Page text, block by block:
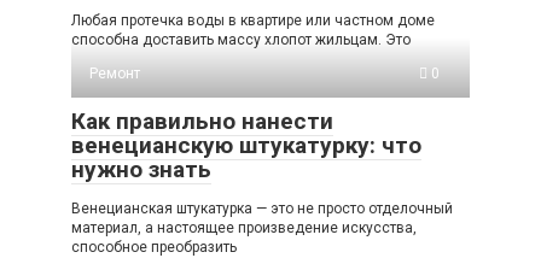
Любая протечка воды в квартире или частном доме
способна доставить массу хлопот жильцам. Это
Ремонт
0
Как правильно нанести
венецианскую штукатурку: что
нужно знать
Венецианская штукатурка — это не просто отделочный
материал, а настоящее произведение искусства,
способное преобразить